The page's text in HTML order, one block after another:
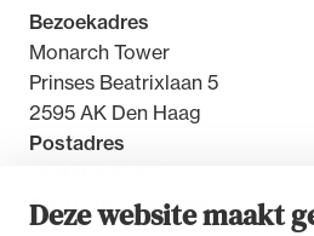
Deze website maakt
Bezoekadres
Monarch Tower
Prinses Beatrixlaan 5
2595 AK Den Haag
Postadres
2500 GW Den Haag